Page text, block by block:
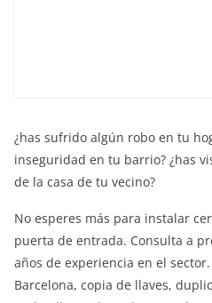
¿has sufrido algún robo en tu
inseguridad en tu barrio? ¿has
de la casa de tu vecino?
No esperes más para instalar
puerta de entrada. Consulta a
años de experiencia en el
Barcelona, copia de llaves,
ENTRETENIMIENTO Y CURIOSIDADES
Slender Man llega al cine